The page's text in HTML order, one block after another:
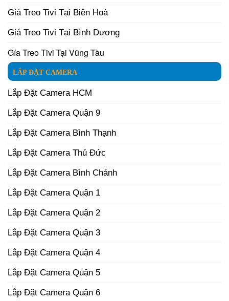
Giá Treo Tivi Tại Biên Hoà
Giá Treo Tivi Tại Bình Dương
Gía Treo Tivi Tại Vũng Tàu
LẮP ĐẶT CAMERA
Lắp Đặt Camera HCM
Lắp Đặt Camera Quận 9
Lắp Đặt Camera Bình Thạnh
Lắp Đặt Camera Thủ Đức
Lắp Đặt Camera Bình Chánh
Lắp Đặt Camera Quận 1
Lắp Đặt Camera Quận 2
Lắp Đặt Camera Quận 3
Lắp Đặt Camera Quận 4
Lắp Đặt Camera Quận 5
Lắp Đặt Camera Quận 6